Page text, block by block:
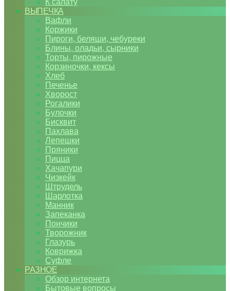
К салату
ВЫПЕЧКА
Вафли
Коржики
Пироги, беляши, чебуреки
Блины, оладьи, сырники
Торты, пирожные
Корзиночки, кексы
Хлеб
Печенье
Хворост
Рогалики
Булочки
Бисквит
Пахлава
Лепешки
Пряники
Пицца
Хачапури
Чизкейк
Штрудель
Шарлотка
Манник
Запеканка
Пончики
Творожник
Глазурь
Коврижка
Суфле
РАЗНОЕ
Обзор интернета
Бытовые вопросы